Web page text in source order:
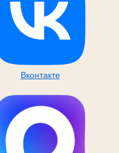
Вконтакте